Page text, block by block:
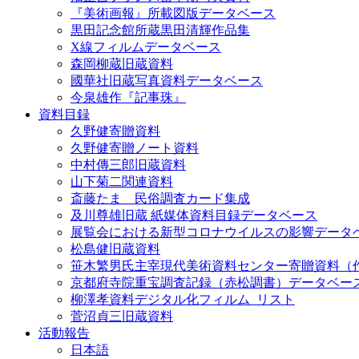
『美術画報』所載図版データベース
黒田記念館所蔵黒田清輝作品集
X線フィルムデータベース
森岡柳蔵旧蔵資料
國華社旧蔵写真資料データベース
今泉雄作『記事珠』
資料目録
久野健寄贈資料
久野健寄贈ノート資料
中村傳三郎旧蔵資料
山下菊二関連資料
斎藤たま 民俗調査カード集成
及川尊雄旧蔵 紙媒体資料目録データベース
展覧会における新型コロナウイルスの影響データ
松島健旧蔵資料
笹木繁男氏主宰現代美術資料センター寄贈資料（
京都府寺院重宝調査記録（赤松調書）データベー
柳澤孝資料デジタル化フィルム_リスト
菅沼貞三旧蔵資料
活動報告
日本語